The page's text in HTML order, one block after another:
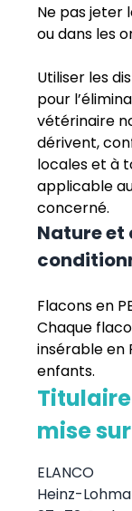
Ne pas jeter
ou dans les
Utiliser les
pour
vétérinaire
dérivent,
locales et à
applicable
concerné.
Nature et
Flacons en
Chaque
insérable en
enfants.
mise
ELANCO
Heinz-